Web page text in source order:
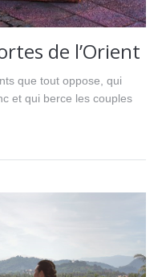
de l’Orient
que tout oppose, qui
et qui berce les couples